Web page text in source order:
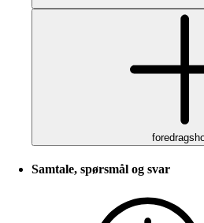
Samtale, spørsmål og svar